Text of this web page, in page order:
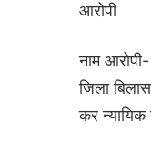
आरोपी
नाम
जिला
कर न्यायिक